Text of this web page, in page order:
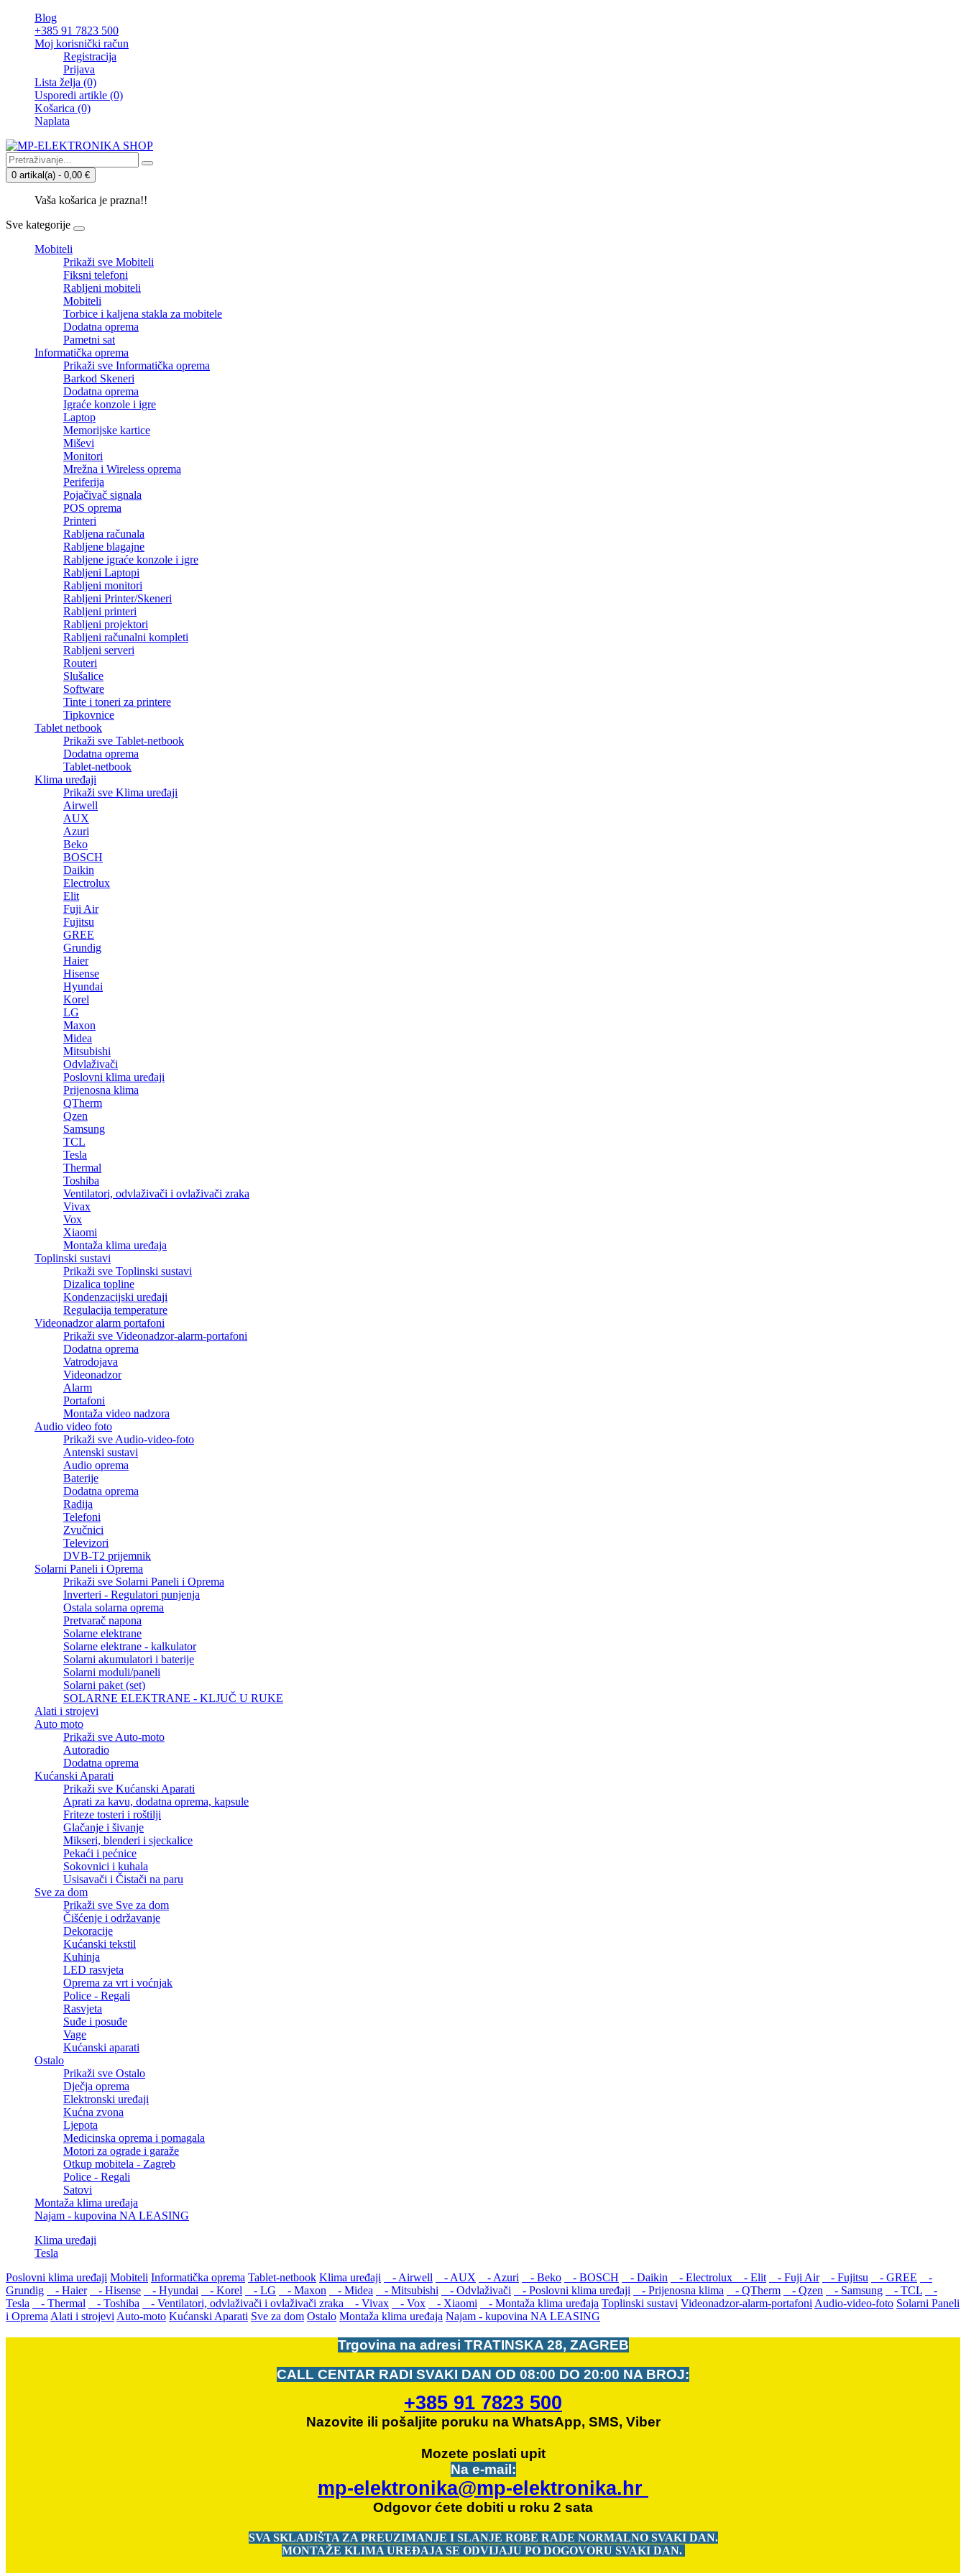
Blog
+385 91 7823 500
Moj korisnički račun
Registracija
Prijava
Lista želja (0)
Usporedi artikle (0)
Košarica (0)
Naplata
0 artikal(a) - 0,00 €
Vaša košarica je prazna!!
Sve kategorije
Mobiteli
Prikaži sve Mobiteli
Fiksni telefoni
Rabljeni mobiteli
Mobiteli
Torbice i kaljena stakla za mobitele
Dodatna oprema
Pametni sat
Informatička oprema
Prikaži sve Informatička oprema
Barkod Skeneri
Dodatna oprema
Igraće konzole i igre
Laptop
Memorijske kartice
Miševi
Monitori
Mrežna i Wireless oprema
Periferija
Pojačivač signala
POS oprema
Printeri
Rabljena računala
Rabljene blagajne
Rabljene igraće konzole i igre
Rabljeni Laptopi
Rabljeni monitori
Rabljeni Printer/Skeneri
Rabljeni printeri
Rabljeni projektori
Rabljeni računalni kompleti
Rabljeni serveri
Routeri
Slušalice
Software
Tinte i toneri za printere
Tipkovnice
Tablet netbook
Prikaži sve Tablet-netbook
Dodatna oprema
Tablet-netbook
Klima uređaji
Prikaži sve Klima uređaji
Airwell
AUX
Azuri
Beko
BOSCH
Daikin
Electrolux
Elit
Fuji Air
Fujitsu
GREE
Grundig
Haier
Hisense
Hyundai
Korel
LG
Maxon
Midea
Mitsubishi
Odvlaživači
Poslovni klima uređaji
Prijenosna klima
QTherm
Qzen
Samsung
TCL
Tesla
Thermal
Toshiba
Ventilatori, odvlaživači i ovlaživači zraka
Vivax
Vox
Xiaomi
Montaža klima uređaja
Toplinski sustavi
Prikaži sve Toplinski sustavi
Dizalica topline
Kondenzacijski uređaji
Regulacija temperature
Videonadzor alarm portafoni
Prikaži sve Videonadzor-alarm-portafoni
Dodatna oprema
Vatrodojava
Videonadzor
Alarm
Portafoni
Montaža video nadzora
Audio video foto
Prikaži sve Audio-video-foto
Antenski sustavi
Audio oprema
Baterije
Dodatna oprema
Radija
Telefoni
Zvučnici
Televizori
DVB-T2 prijemnik
Solarni Paneli i Oprema
Prikaži sve Solarni Paneli i Oprema
Inverteri - Regulatori punjenja
Ostala solarna oprema
Pretvarač napona
Solarne elektrane
Solarne elektrane - kalkulator
Solarni akumulatori i baterije
Solarni moduli/paneli
Solarni paket (set)
SOLARNE ELEKTRANE - KLJUČ U RUKE
Alati i strojevi
Auto moto
Prikaži sve Auto-moto
Autoradio
Dodatna oprema
Kućanski Aparati
Prikaži sve Kućanski Aparati
Aprati za kavu, dodatna oprema, kapsule
Friteze tosteri i roštilji
Glačanje i šivanje
Mikseri, blenderi i sjeckalice
Pekaći i pećnice
Sokovnici i kuhala
Usisavači i Čistači na paru
Sve za dom
Prikaži sve Sve za dom
Čišćenje i održavanje
Dekoracije
Kućanski tekstil
Kuhinja
LED rasvjeta
Oprema za vrt i voćnjak
Police - Regali
Rasvjeta
Suđe i posuđe
Vage
Kućanski aparati
Ostalo
Prikaži sve Ostalo
Dječja oprema
Elektronski uređaji
Kućna zvona
Ljepota
Medicinska oprema i pomagala
Motori za ograde i garaže
Otkup mobitela - Zagreb
Police - Regali
Satovi
Montaža klima uređaja
Najam - kupovina NA LEASING
Klima uređaji
Tesla
Poslovni klima uređaji Mobiteli Informatička oprema Tablet-netbook Klima uređaji - Airwell - AUX - Azuri - Beko - BOSCH - Daikin - Electrolux - Elit - Fuji Air - Fujitsu - GREE
-
Grundig
- Haier - Hisense - Hyundai - Korel - LG - Maxon - Midea - Mitsubishi - Odvlaživači - Poslovni klima uređaji - Prijenosna klima - QTherm - Qzen - Samsung - TCL
-
Tesla
- Thermal - Toshiba - Ventilatori, odvlaživači i ovlaživači zraka - Vivax - Vox - Xiaomi - Montaža klima uređaja Toplinski sustavi Videonadzor-alarm-portafoni Audio-video-foto Solarni Paneli
i Oprema Alati i strojevi Auto-moto Kućanski Aparati Sve za dom Ostalo Montaža klima uređaja Najam - kupovina NA LEASING
Trgovina na adresi TRATINSKA 28, ZAGREB
CALL CENTAR RADI SVAKI DAN OD 08:00 DO 20:00 NA BROJ:
+385 91 7823 500
Nazovite ili pošaljite poruku na WhatsApp, SMS, Viber
Mozete poslati upit
Na e-mail:
mp-elektronika@mp-elektronika.hr
Odgovor ćete dobiti u roku 2 sata
SVA SKLADIŠTA ZA PREUZIMANJE I SLANJE ROBE RADE NORMALNO SVAKI DAN.
MONTAŽE KLIMA UREĐAJA SE ODVIJAJU PO DOGOVORU SVAKI DAN.